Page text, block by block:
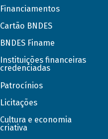
Financiamentos
Cartão BNDES
BNDES Finame
Instituições financeiras
credenciadas
Patrocínios
Licitações
Cultura e economia
criativa